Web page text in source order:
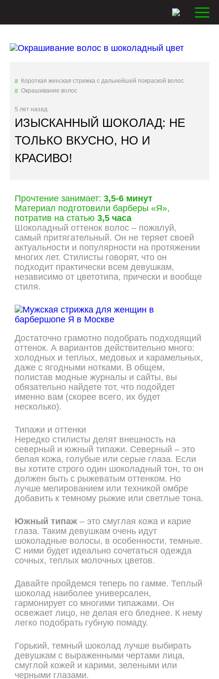
Короткая женская стрижка с дальнейшей покраской волос
Окрашивание волос
5 лет назад
ИЗЫСКАННЫЙ ШОКОЛАД: НЕ
ТОЛЬКО ВКУСНО, НО И
КРАСИВО!
Прочтение занимает: 3,5-6 минут
Материал подготовили барберы «Я»,
потратив на статью 3,5 часа
Шоколадный оттенок волос – пожалуй,
самый притягательный. Он не теряет своей
актуальности и популярности на протяжении
многих лет. Стилисты говорят, что он
подходит практически всем девушкам,
независимо от цветотипа, прически и вообще
стиля.
Достаточно грамотно подобрать подходящий
оттенок. А вариантов действительно много:
холодных и теплых, медовых и карамельных,
даже с ягодными нотками. В общем,
полистав модные журналы и сайты, вы
обязательно найдете тот, что подойдет
именно вам (скорее всего, их будет
несколько).
Типажи и оттенки
Нередко стилисты делят внешность на
северный и южный типажи. Северный – это
белая кожа, голубые или серые глаза. Если
вы хотите строго один шоколадный тон, то он
должен быть с рыжеватым оттенком. Но
лучше мелированием или техникой омбре
добавить к темному рыжие или светлые тона.
Южный типаж – это смуглая кожа и карие
глаза. Таким девушкам очень идут
шоколадные волосы, в особенности, темные.
С ними будет идеально сочетаться одежда
сочных, теплых молочных цветов.
Давайте пройдемся теперь по гамме. Теплый
шоколад наиболее универсален,
гармонирует со многими типажами. Он
освежает лицо, не делая его бледнее. К нему
легко подобрать губную помаду.
Горький, темный шоколад лучше выбирать
девушкам с выраженными чертами лица,
смуглой кожей и карими, зелеными или
черными глазами.